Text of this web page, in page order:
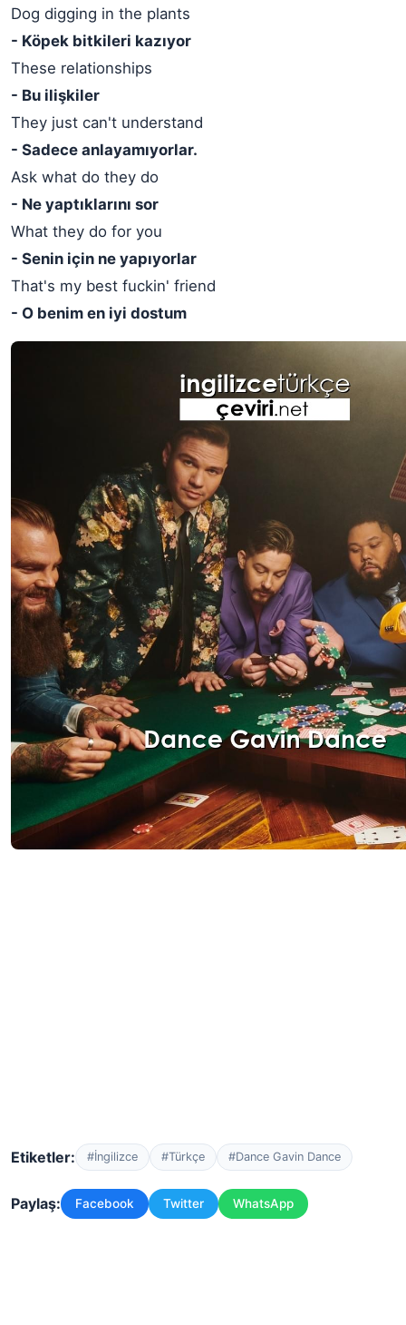
Dog digging in the plants
- Köpek bitkileri kazıyor
These relationships
- Bu ilişkiler
They just can't understand
- Sadece anlayamıyorlar.
Ask what do they do
- Ne yaptıklarını sor
What they do for you
- Senin için ne yapıyorlar
That's my best fuckin' friend
- O benim en iyi dostum
Etiketler: #İngilizce #Türkçe #Dance Gavin Dance
Paylaş: Facebook Twitter WhatsApp